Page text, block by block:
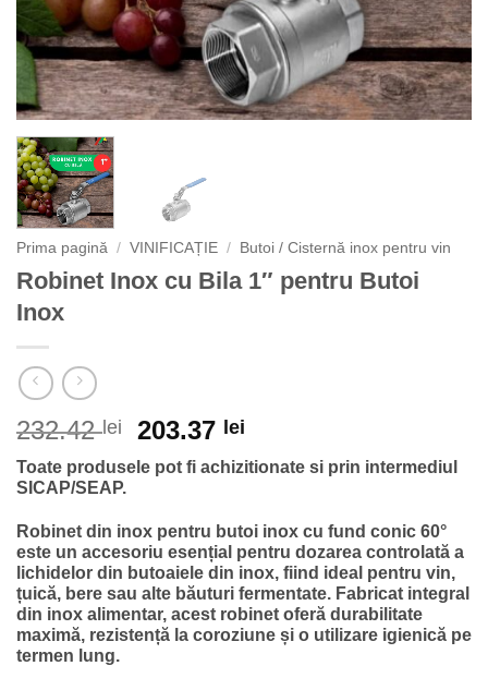
Prima pagină / VINIFICAȚIE / Butoi / Cisternă inox pentru vin
Robinet Inox cu Bila 1″ pentru Butoi
Inox
232.42 lei
Prețul
inițial
a
232.42 lei.
203.37 lei
curent
este:
Toate produsele pot fi achizitionate si prin intermediul
SICAP/SEAP.
Robinet din inox pentru butoi inox cu fund conic 60°
este un accesoriu esențial pentru dozarea controlată a
lichidelor din butoaiele din inox, fiind ideal pentru vin,
țuică, bere sau alte băuturi fermentate. Fabricat integral
din inox alimentar, acest robinet oferă durabilitate
maximă, rezistență la coroziune și o utilizare igienică pe
termen lung.